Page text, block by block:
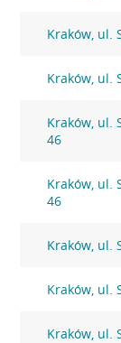
Kraków, ul.
Kraków, ul.
Kraków, ul.
46
Kraków, ul.
46
Kraków, ul.
Kraków, ul.
Kraków, ul.